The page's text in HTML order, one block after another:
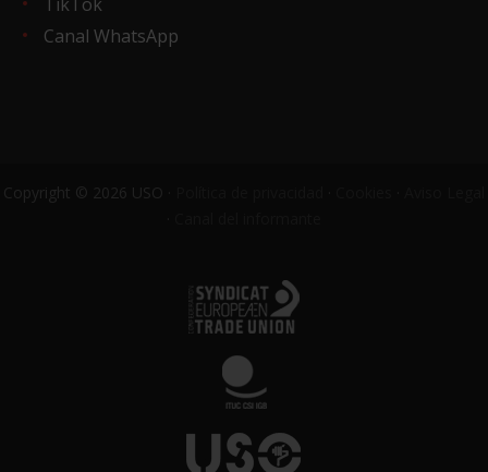
TikTok
Canal WhatsApp
Copyright © 2026 USO ·